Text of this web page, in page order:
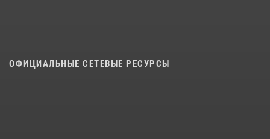
ОФИЦИАЛЬНЫЕ СЕТЕВЫЕ РЕСУРСЫ